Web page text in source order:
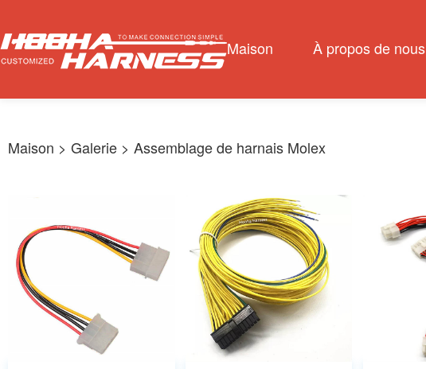
Maison À propos de nous
Maison > Galerie > Assemblage de harnais Molex